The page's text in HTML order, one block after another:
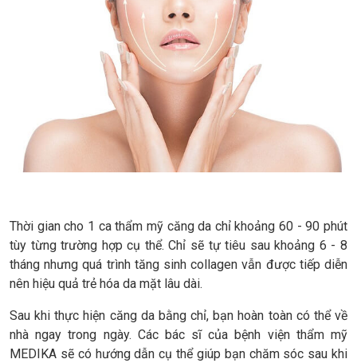
Thời gian cho 1 ca thẩm mỹ căng da chỉ khoảng 60 - 90 phút
tùy từng trường hợp cụ thể. Chỉ sẽ tự tiêu sau khoảng 6 - 8
tháng nhưng quá trình tăng sinh collagen vẫn được tiếp diễn
nên hiệu quả trẻ hóa da mặt lâu dài.
Sau khi thực hiện căng da bằng chỉ, bạn hoàn toàn có thể về
nhà ngay trong ngày. Các bác sĩ của bệnh viện thẩm mỹ
MEDIKA sẽ có hướng dẫn cụ thể giúp bạn chăm sóc sau khi